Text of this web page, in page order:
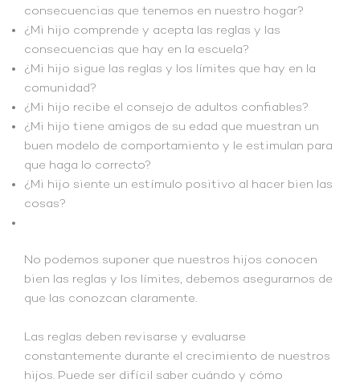
consecuencias que tenemos en nuestro hogar?
¿Mi hijo comprende y acepta las reglas y las
consecuencias que hay en la escuela?
¿Mi hijo sigue las reglas y los límites que hay en la
comunidad?
¿Mi hijo recibe el consejo de adultos confiables?
¿Mi hijo tiene amigos de su edad que muestran un
buen modelo de comportamiento y le estimulan para
que haga lo correcto?
¿Mi hijo siente un estímulo positivo al hacer bien las
cosas?
No podemos suponer que nuestros hijos conocen
bien las reglas y los límites, debemos asegurarnos de
que las conozcan claramente.
Las reglas deben revisarse y evaluarse
constantemente durante el crecimiento de nuestros
hijos. Puede ser difícil saber cuándo y cómo